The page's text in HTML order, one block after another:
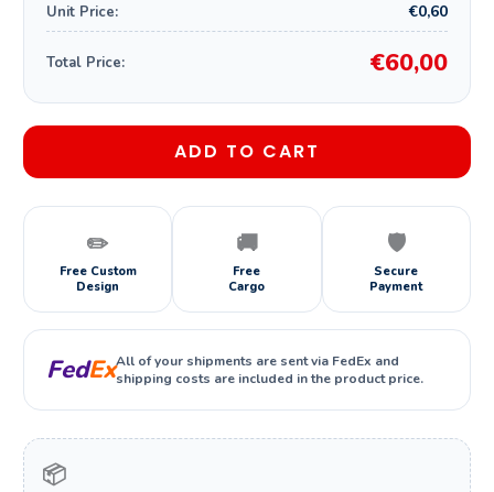
Unit Price: €0,60
Total Price: €60,00
ADD TO CART
✏️
Free Custom
Design
🚚
Free
Cargo
🛡️
Secure
Payment
FedExAll of your shipments are sent via FedEx and
shipping costs are included in the product price.
📦